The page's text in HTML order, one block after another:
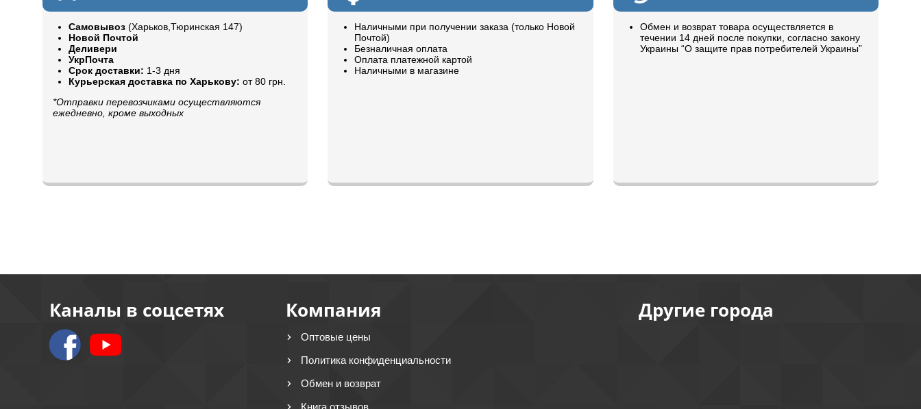
Самовывоз(Харьков,Тюринская 147)
Новой Почтой
Деливери
УкрПочта
Срок доставки: 1-3 дня
Курьерская доставка по Харькову:от 80 грн.
*Отправки перевозчиками осуществляются
ежедневно, кроме выходных
Наличными при получении заказа (только Новой
Почтой)
Безналичная оплата
Оплата платежной картой
Наличными в магазине
Обмен и возврат товара осуществляется в
течении 14 дней после покупки, согласно закону
Украины “О защите прав потребителей Украины”
Каналы в соцсетях Компания
Оптовые цены
Политика конфиденциальности
Обмен и возврат
Другие города